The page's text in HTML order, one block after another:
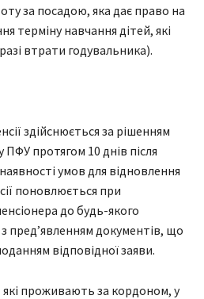
за посадою, яка дає право на
терміну навчання дітей, які
втрати годувальника).
здійснюється за рішенням
протягом 10 днів після
умов для відновлення
поновлюється при
до будь-якого
пред’явленням документів, що
відповідної заяви.
проживають за кордоном, у